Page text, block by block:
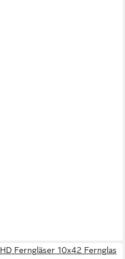
HD Ferngläser 10x42 Fernglas